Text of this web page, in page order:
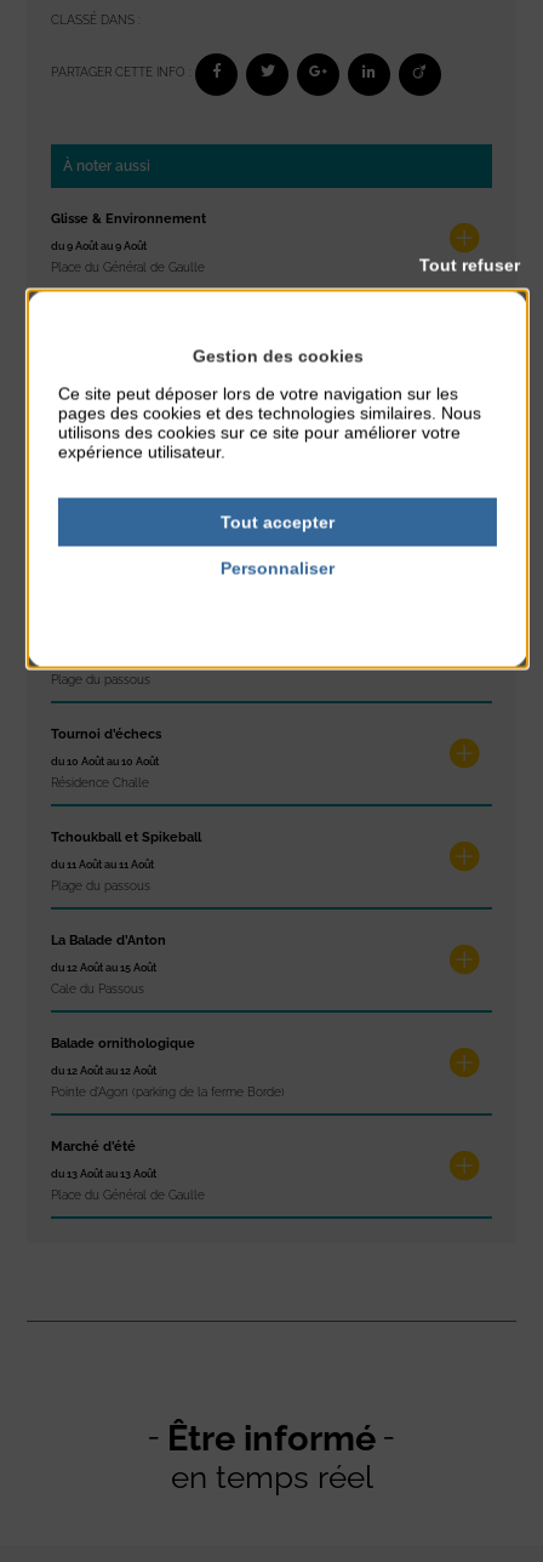
CLASSÉ DANS :
PARTAGER CETTE INFO :
À noter aussi
Glisse & Environnement
du 9 Août au 9 Août
Place du Général de Gaulle
Exposition « Itinéraires »
du 10 Août au 16 Août
Plage du passous
Tournoi d’échecs
du 10 Août au 10 Août
Résidence Challe
Tchoukball et Spikeball
du 11 Août au 11 Août
Plage du passous
La Balade d’Anton
du 12 Août au 15 Août
Cale du Passous
Balade ornithologique
du 12 Août au 12 Août
Pointe d'Agon (parking de la ferme Borde)
Marché d’été
du 13 Août au 13 Août
Place du Général de Gaulle
Être informé
en temps réel
Gestion des cookies
Ce site peut déposer lors de votre navigation sur les
pages des cookies et des technologies similaires. Nous
utilisons des cookies sur ce site pour améliorer votre
expérience utilisateur.
Tout accepter
Tout refuser
Personnaliser